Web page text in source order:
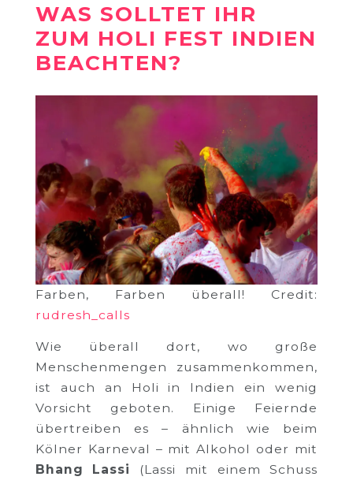
WAS SOLLTET IHR
ZUM HOLI FEST INDIEN
BEACHTEN?
Farben, Farben überall! Credit:
rudresh_calls
Wie überall dort, wo große
Menschenmengen zusammenkommen,
ist auch an Holi in Indien ein wenig
Vorsicht geboten. Einige Feiernde
übertreiben es – ähnlich wie beim
Kölner Karneval – mit Alkohol oder mit
Bhang Lassi
(Lassi mit einem Schuss